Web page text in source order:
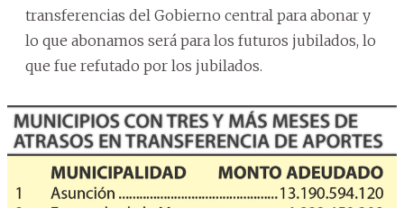
transferencias del Gobierno central para abonar y
lo que abonamos será para los futuros jubilados, lo
que fue refutado por los jubilados.